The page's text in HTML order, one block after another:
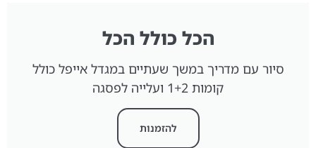
הכל כולל הכל
סיור עם מדריך במשך שעתיים במגדל אייפל כולל
קומות 1+2 ועלייה לפסגה
להזמנות